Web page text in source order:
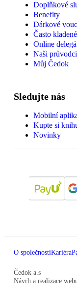
Doplňkové
Benefity
Dárkové
Často
Online
Naši průvodci
Můj Čedok
Sledujte nás
Mobilní
Kupte si
Novinky
O společnostiKariéra
Čedok a.s
Návrh a realizace